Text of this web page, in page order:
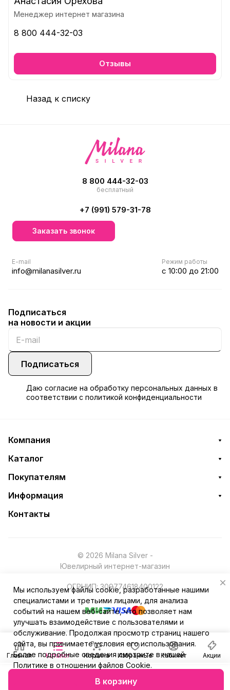
В корзину
Менеджер интернет магазина
8 800 444-32-03
Отзывы
Назад к списку
Главная Каталог Корзина Избранные Кабинет Акции
8 800 444-32-03
бесплатный
+7 (991) 579-31-78
Заказать звонок
E-mail
info@milanasilver.ru
Режим работы
с 10:00 до 21:00
Подписаться
на новости и акции
Подписаться
Даю согласие на обработку персональных данных в
соответствии с политикой конфиденциальности
Компания
Каталог
Покупателям
Информация
Контакты
© 2026 Milana Silver -
Ювелирный интернет-магазин
ОГРНИП: 309774618400122
Мы используем файлы cookie, разработанные нашими
специалистами и третьими лицами, для анализа
событий на нашем веб-сайте, что позволяет нам
улучшать взаимодействие с пользователями и
обслуживание. Продолжая просмотр страниц нашего
сайта, вы принимаете условия его использования.
Более подробные сведения смотрите в нашей
Политике в отношении файлов Cookie.